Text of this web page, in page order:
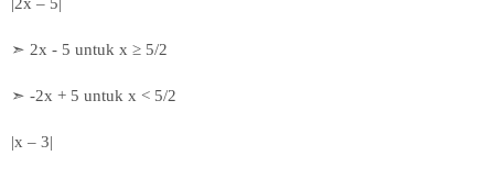
➣ 2x - 5 untuk x ≥ 5/2
➣ -2x + 5 untuk x < 5/2
|x – 3|